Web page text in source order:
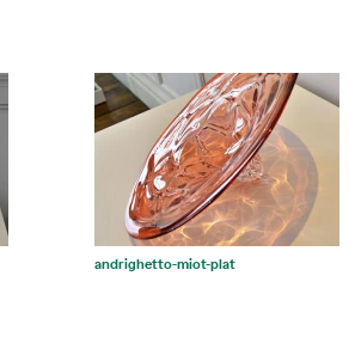
andrighetto-miot-plat